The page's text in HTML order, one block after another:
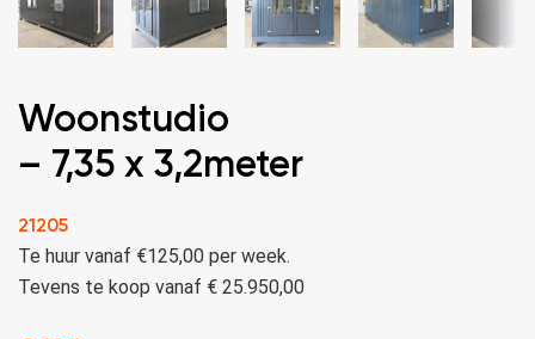
Woonstudio
– 7,35 x 3,2meter
21205
Te huur vanaf €125,00 per week.
Tevens te koop vanaf € 25.950,00